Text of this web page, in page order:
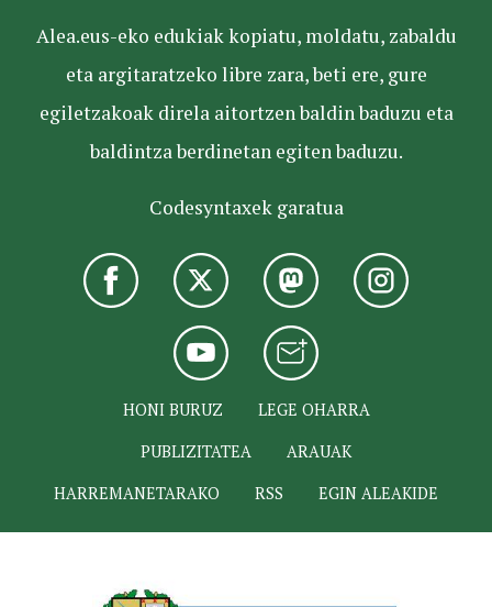
Alea.eus-eko edukiak kopiatu, moldatu, zabaldu
eta argitaratzeko libre zara, beti ere, gure
egiletzakoak direla aitortzen baldin baduzu eta
baldintza berdinetan egiten baduzu.
Codesyntaxek garatua
HONI BURUZ
LEGE OHARRA
PUBLIZITATEA
ARAUAK
HARREMANETARAKO
RSS EGIN ALEAKIDE